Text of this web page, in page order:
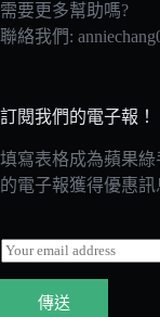
需要更多幫助嗎?
聯絡我們:
訂閱我們的電子報！
填寫表格成為蘋果
的電子報獲得優惠訊
E
m
a
傳送